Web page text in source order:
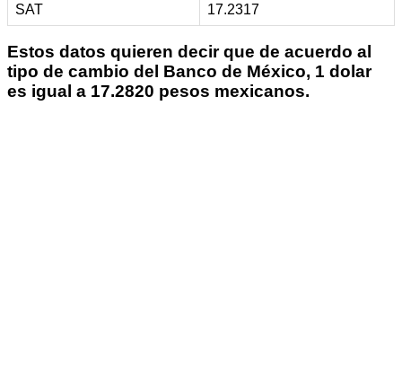
SAT 17.2317
Estos datos quieren decir que de acuerdo al
tipo de cambio del Banco de México, 1 dolar
es igual a 17.2820 pesos mexicanos.